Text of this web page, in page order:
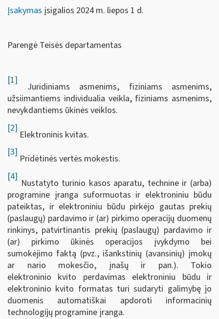
Įsakymas įsigalios 2024 m. liepos 1 d.
Parengė Teisės departamentas
[1]
Juridiniams asmenims, fiziniams asmenims,
užsiimantiems individualia veikla, fiziniams asmenims,
nevykdantiems ūkinės veiklos.
[2]
Elektroninis kvitas.
[3]
Pridėtinės vertės mokestis.
[4]
Nustatyto turinio kasos aparatu, technine ir (arba)
programine įranga suformuotas ir elektroniniu būdu
pateiktas, ir elektroniniu būdu pirkėjo gautas prekių
(paslaugų) pardavimo ir (ar) pirkimo operacijų duomenų
rinkinys, patvirtinantis prekių (paslaugų) pardavimo ir
(ar) pirkimo ūkinės operacijos įvykdymo bei
sumokėjimo faktą (pvz., išankstinių (avansinių) įmokų
ar nario mokesčio, įnašų ir pan.). Tokio
elektroninio kvito perdavimas elektroniniu būdu ir
elektroninio kvito formatas turi sudaryti galimybę jo
duomenis automatiškai apdoroti informacinių
technologijų programine įranga.